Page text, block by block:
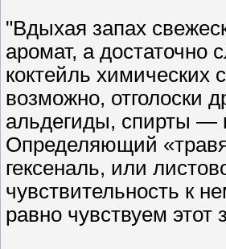
"Вдыхая запах
аромат, а достаточно
коктейль химических
возможно, отголоски
альдегиды, спирты —
Определяющий
гексеналь, или
чувствительность к
равно чувствуем